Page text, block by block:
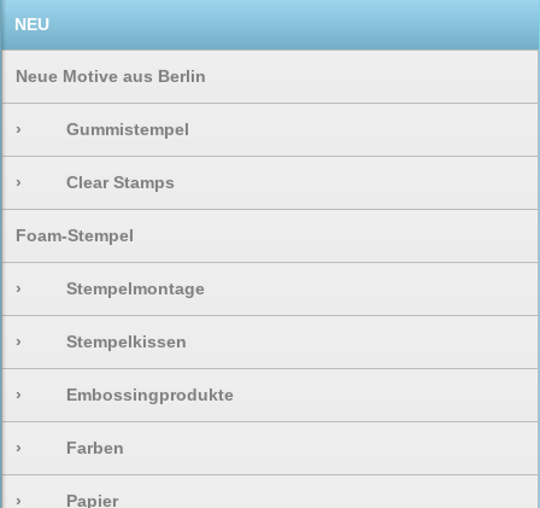
NEU
Neue Motive aus Berlin
› Gummistempel
› Clear Stamps
Foam-Stempel
› Stempelmontage
› Stempelkissen
› Embossingprodukte
› Farben
› Papier